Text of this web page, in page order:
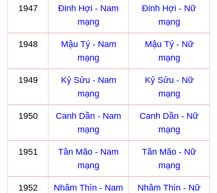
1947
Đinh Hợi - Nam
mạng
Đinh Hợi - Nữ
mạng
1948
Mậu Tý - Nam
mạng
Mậu Tý - Nữ
mạng
1949
Kỷ Sửu - Nam
mạng
Kỷ Sửu - Nữ
mạng
1950
Canh Dần - Nam
mạng
Canh Dần - Nữ
mạng
1951
Tân Mão - Nam
mạng
Tân Mão - Nữ
mạng
1952
Nhâm Thìn - Nam
Nhâm Thìn - Nữ